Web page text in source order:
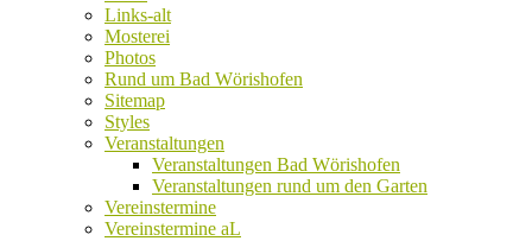
Links-alt
Mosterei
Photos
Rund um Bad Wörishofen
Sitemap
Styles
Veranstaltungen
Veranstaltungen Bad Wörishofen
Veranstaltungen rund um den Garten
Vereinstermine
Vereinstermine aL